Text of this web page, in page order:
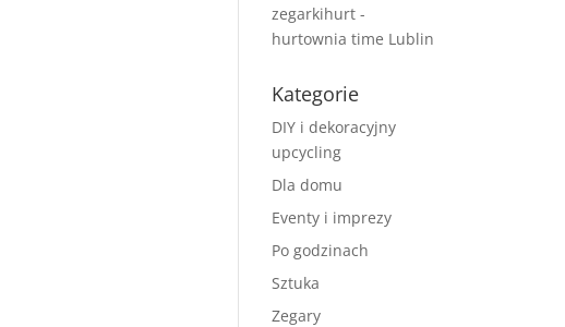
zegarkihurt -
hurtownia time Lublin
Kategorie
DIY i dekoracyjny
upcycling
Dla domu
Eventy i imprezy
Po godzinach
Sztuka
Zegary